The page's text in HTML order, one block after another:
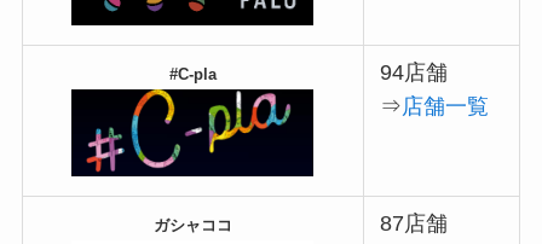
#C-pla
94店舗
⇒店舗一覧
ガシャココ
87店舗